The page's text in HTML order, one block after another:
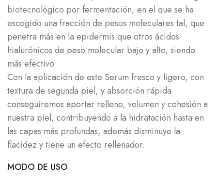
biotecnológico por fermentación, en el que se ha
escogido una fracción de pesos moleculares tal, que
penetra más en la epidermis que otros ácidos
hialurónicos de peso molecular bajo y alto, siendo
más efectivo.
Con la aplicación de este Serum fresco y ligero, con
textura de segunda piel, y absorción rápida
conseguiremos aportar relleno, volumen y cohesión a
nuestra piel, contribuyendo a la hidratación hasta en
las capas más profundas, además disminuye la
flacidez y tiene un efecto rellenador.
MODO DE USO